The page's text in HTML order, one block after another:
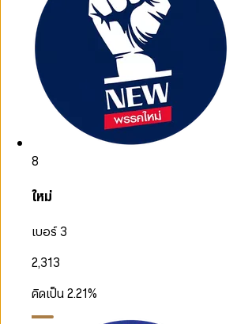
8
ใหม่
เบอร์ 3
2,313
คิดเป็น2.21%